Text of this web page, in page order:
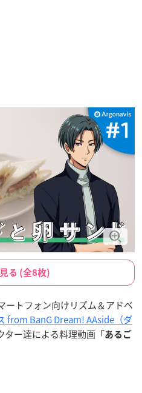
る (全8枚)
ートフォン向けリズム＆アドベ
from BanG Dream! AAside（ダ
ター達による料理動画「あるご